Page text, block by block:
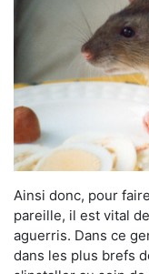
Ainsi donc, pour
pareille, il est vital
aguerris. Dans ce
dans les plus brefs